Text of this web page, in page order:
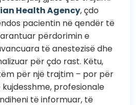
Health Agency, çdo
pacientin në qendër të
përdorimin e
të anestezisë dhe
për çdo rast. Këtu,
për një trajtim – por për
profesionale
të informuar, të